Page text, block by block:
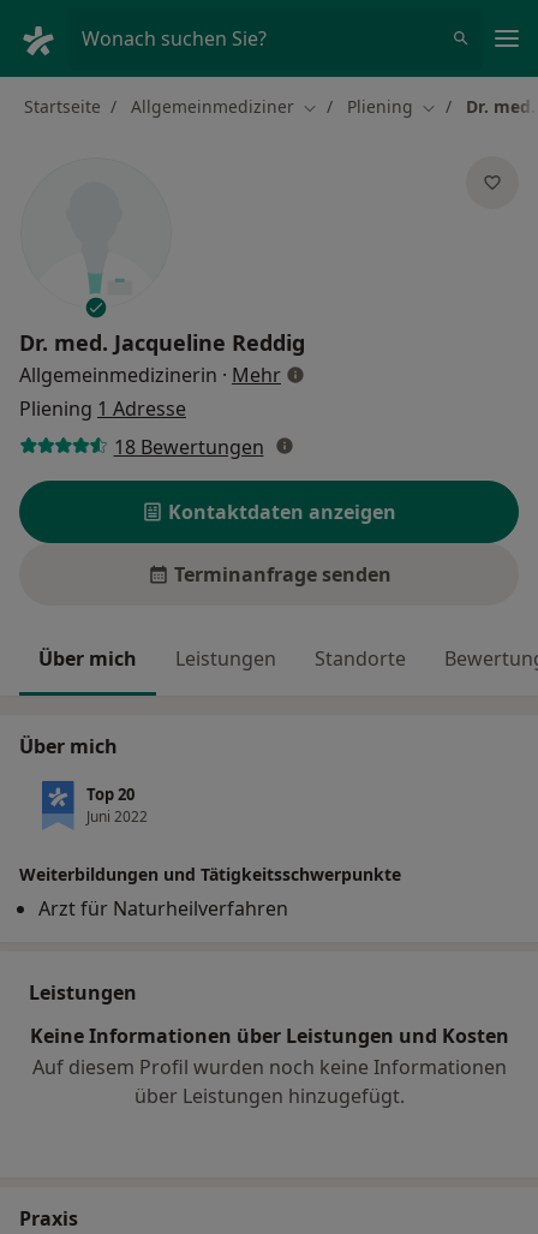
Wonach suchen Sie?
Startseite Allgemeinmediziner Stadt ändern
Pliening Stadt ändern
Dr.
Dr. med. Jacqueline Reddig
Allgemeinmedizinerin · Mehrüber Spezialisierungen
Pliening 1 Adresse
18 Bewertungen
Kontaktdaten anzeigen
Terminanfrage senden
Über mich Leistungen Standorte
Über mich
Top 20
Juni 2022
Weiterbildungen und Tätigkeitsschwerpunkte
Arzt für Naturheilverfahren
Leistungen
Keine Informationen über Leistungen und Kosten
Auf diesem Profil wurden noch keine Informationen
über Leistungen hinzugefügt.
Praxis